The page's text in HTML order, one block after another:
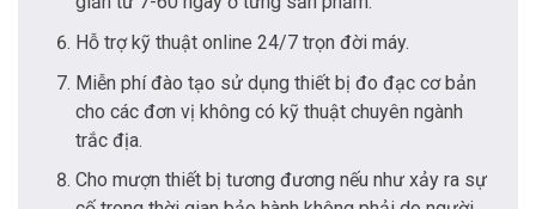
Hỗ trợ kỹ thuật online 24/7 trọn đời máy.
Miễn phí đào tạo sử dụng thiết bị đo đạc cơ bản
cho các đơn vị không có kỹ thuật chuyên ngành
trắc địa.
Cho mượn thiết bị tương đương nếu như xảy ra sự